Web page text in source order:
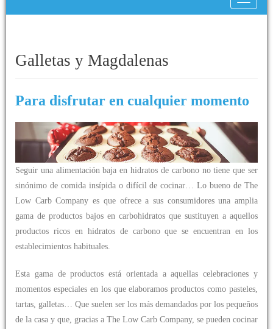
Galletas y Magdalenas
Para disfrutar en cualquier momento
Seguir una alimentación baja en hidratos de carbono no tiene que ser
sinónimo de comida insípida o difícil de cocinar… Lo bueno de The
Low Carb Company es que ofrece a sus consumidores una amplia
gama de productos bajos en carbohidratos que sustituyen a aquellos
productos ricos en hidratos de carbono que se encuentran en los
establecimientos habituales.
Esta gama de productos está orientada a aquellas celebraciones y
momentos especiales en los que elaboramos productos como pasteles,
tartas, galletas… Que suelen ser los más demandados por los pequeños
de la casa y que, gracias a The Low Carb Company, se pueden cocinar